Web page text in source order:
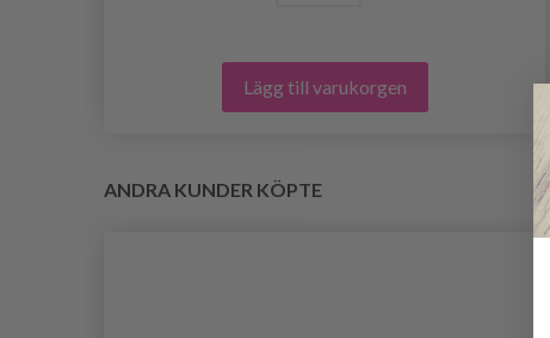
Lägg till varukorgen
ANDRA KUNDER KÖPTE